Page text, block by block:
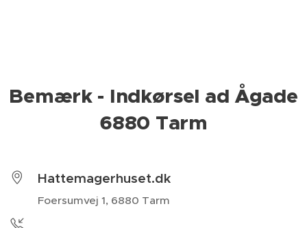
Bemærk - Indkørsel ad Ågade
6880 Tarm
Hattemagerhuset.dk
Foersumvej 1, 6880 Tarm